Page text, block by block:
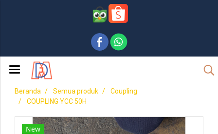
Beranda Semua produk
Coupling
COUPLING YCC 50H
New